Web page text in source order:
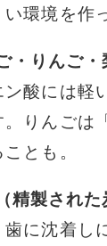
環境を作
・りんご・
ン酸には軽
りんごは
とも。
精製された
に沈着し